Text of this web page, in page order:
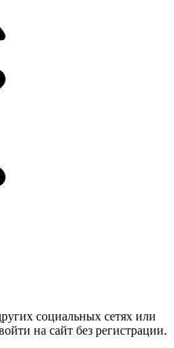
социальных сетях или
на сайт без регистрации.